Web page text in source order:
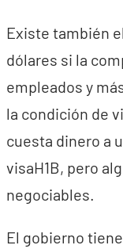
Existe también
dólares si la
empleados y
la condición de
cuesta dinero a
visaH1B, pero
negociables.
El gobierno